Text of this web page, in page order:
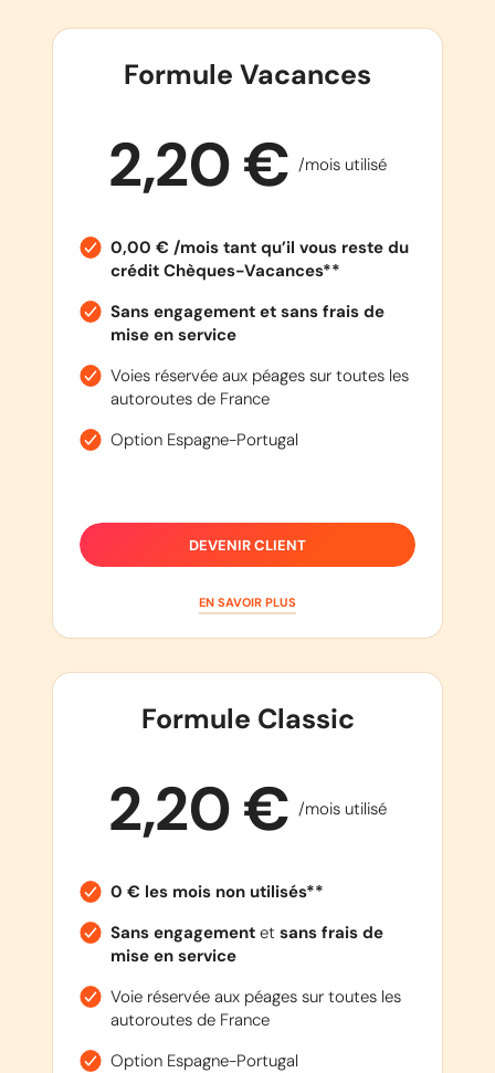
Formule Vacances
2,20 € /mois utilisé
0,00 € /mois tant qu’il vous reste du
crédit Chèques-Vacances**
Sans engagement et sans frais de
mise en service
Voies réservée aux péages sur toutes les
autoroutes de France
Option Espagne-Portugal
DEVENIR CLIENT
EN SAVOIR PLUS
Formule Classic
2,20 € /mois utilisé
0 € les mois non utilisés**
Sans engagementet sans frais de
mise en service
Voie réservée aux péages sur toutes les
autoroutes de France
Option Espagne-Portugal